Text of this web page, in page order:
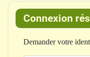
Connexion
Demander votre